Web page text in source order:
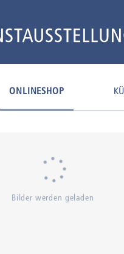
ONLINESHOP
Bilder werden geladen